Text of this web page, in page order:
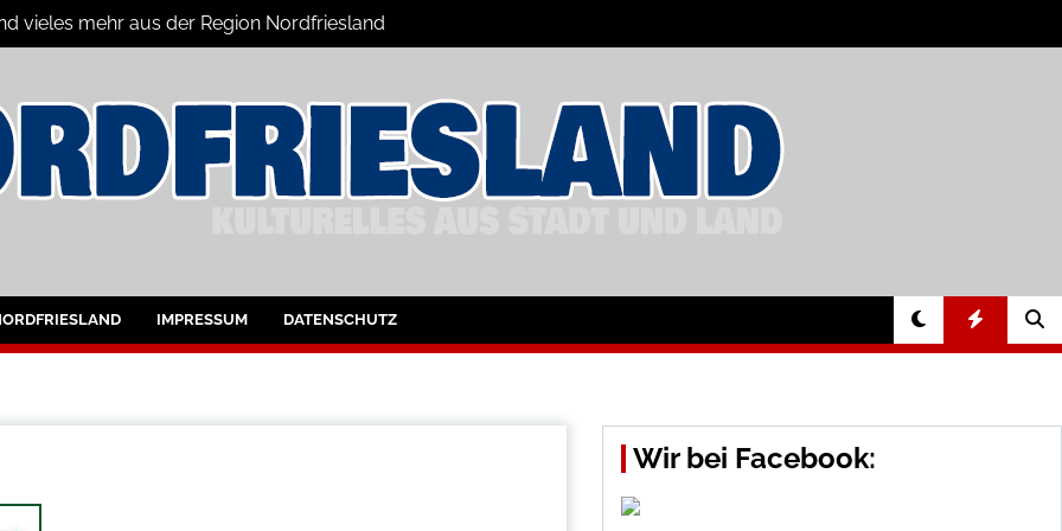
vieles mehr aus der Region Nordfriesland
für Nordfriesland und Husum
IMPRESSUM DATENSCHUTZ
Wir bei Facebook: